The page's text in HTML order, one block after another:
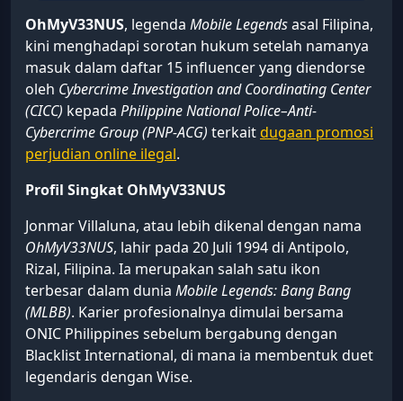
OhMyV33NUS, legenda Mobile Legendsasal Filipina,
kini menghadapi sorotan hukum setelah namanya
masuk dalam daftar 15 influencer yang diendorse
oleh Cybercrime Investigation and Coordinating Center
(CICC) kepada Philippine National Police–Anti-
Cybercrime Group (PNP-ACG) terkaitdugaan promosi
perjudian online ilegal.
Profil Singkat OhMyV33NUS
Jonmar Villaluna, atau lebih dikenal dengan nama
OhMyV33NUS, lahir pada 20 Juli 1994 di Antipolo,
Rizal, Filipina. Ia merupakan salah satu ikon
terbesar dalam dunia Mobile Legends: Bang Bang
(MLBB). Karier profesionalnya dimulai bersama
ONIC Philippines sebelum bergabung dengan
Blacklist International, di mana ia membentuk duet
legendaris dengan Wise.